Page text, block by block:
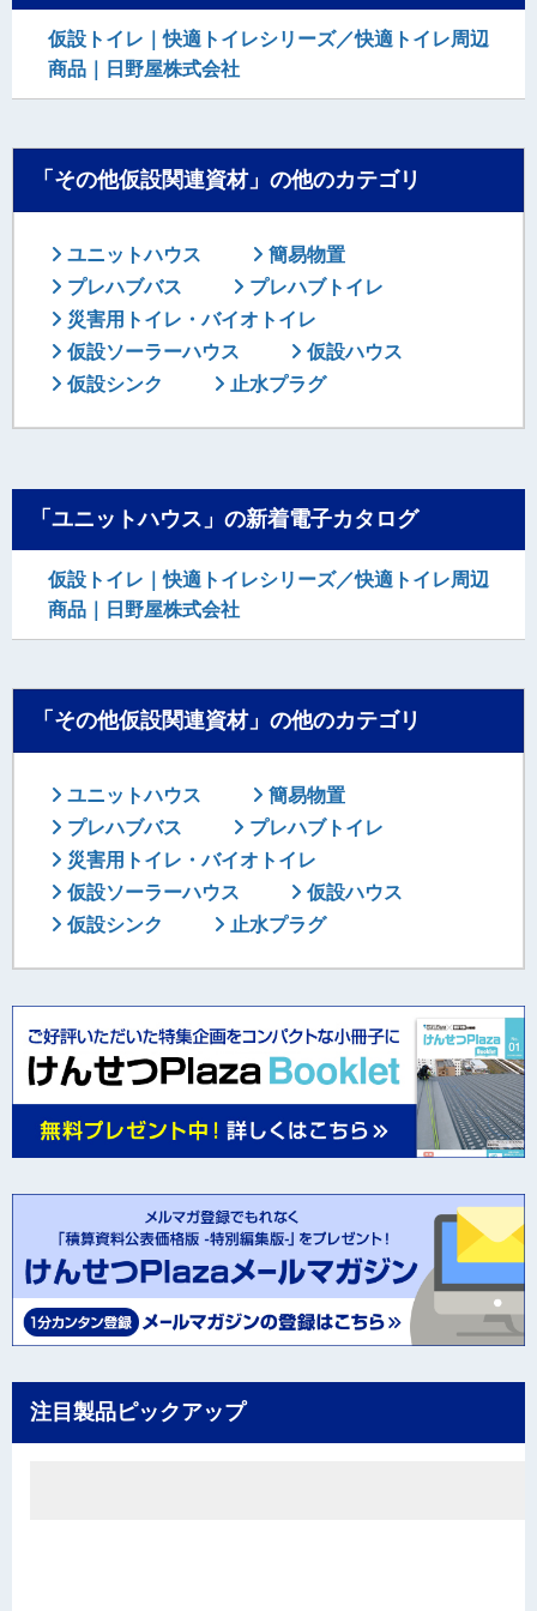
仮設トイレ｜快適トイレシリーズ／快適トイレ周辺
商品｜日野屋株式会社
「その他仮設関連資材」の他のカテゴリ
ユニットハウス
簡易物置
プレハブバス
プレハブトイレ
災害用トイレ・バイオトイレ
仮設ソーラーハウス
仮設ハウス
仮設シンク
止水プラグ
「ユニットハウス」の新着電子カタログ
仮設トイレ｜快適トイレシリーズ／快適トイレ周辺
商品｜日野屋株式会社
「その他仮設関連資材」の他のカテゴリ
ユニットハウス
簡易物置
プレハブバス
プレハブトイレ
災害用トイレ・バイオトイレ
仮設ソーラーハウス
仮設ハウス
仮設シンク
止水プラグ
注目製品ピックアップ